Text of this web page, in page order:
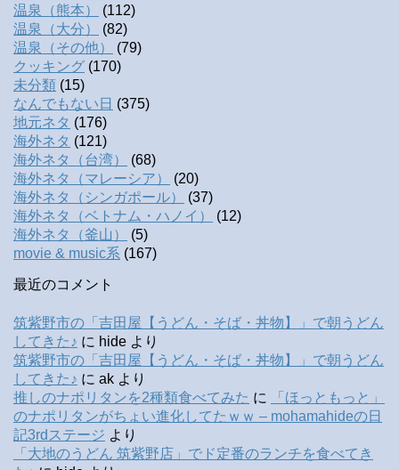
温泉（熊本）
(112)
温泉（大分）
(82)
温泉（その他）
(79)
クッキング (170)
未分類 (15)
なんでもない日 (375)
地元ネタ (176)
海外ネタ (121)
海外ネタ（台湾）
(68)
海外ネタ（マレーシア）
(20)
海外ネタ（シンガポール）
(37)
海外ネタ（ベトナム・ハノイ）
(12)
海外ネタ（釜山）
(5)
movie & music系 (167)
最近のコメント
筑紫野市の「吉田屋【うどん・そば・丼物】」で朝うどん
してきた♪ に hide より
筑紫野市の「吉田屋【うどん・そば・丼物】」で朝うどん
してきた♪ に ak より
推しのナポリタンを2種類食べてみた に
「ほっともっと」
のナポリタンがちょい進化してたｗｗ – mohamahideの日
記3rdステージ より
「大地のうどん 筑紫野店」でド定番のランチを食べてき